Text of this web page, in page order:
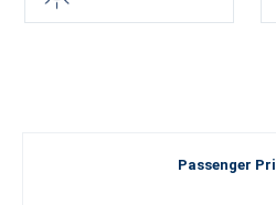
Passenger